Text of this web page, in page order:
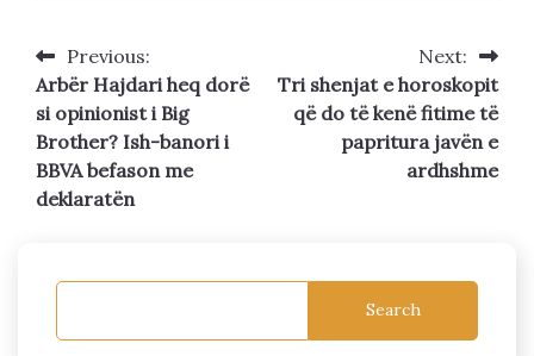
Post
navigation
Previous:
Arbër Hajdari heq dorë
si opinionist i Big
Brother? Ish-banori i
BBVA befason me
deklaratën
Next:
Tri shenjat e horoskopit
që do të kenë fitime të
papritura javën e
ardhshme
Search